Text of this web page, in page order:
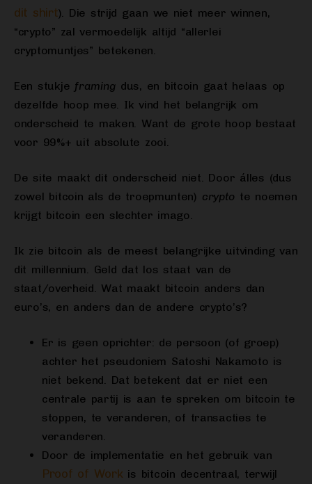
dit shirt). Die strijd gaan we niet meer winnen,
“crypto” zal vermoedelijk altijd “allerlei
cryptomuntjes” betekenen.
Een stukje framing dus, en bitcoin gaat helaas op
dezelfde hoop mee. Ik vind het belangrijk om
onderscheid te maken. Want de grote hoop bestaat
voor 99%+ uit absolute zooi.
De site maakt dit onderscheid niet. Door álles (dus
zowel bitcoin als de troepmunten) crypto te noemen
krijgt bitcoin een slechter imago.
Ik zie bitcoin als de meest belangrijke uitvinding van
dit millennium. Geld dat los staat van de
staat/overheid. Wat maakt bitcoin anders dan
euro’s, en anders dan de andere crypto’s?
Er is geen oprichter: de persoon (of groep)
achter het pseudoniem Satoshi Nakamoto is
niet bekend. Dat betekent dat er niet een
centrale partij is aan te spreken om bitcoin te
stoppen, te veranderen, of transacties te
veranderen.
Door de implementatie en het gebruik van
Proof of Work is bitcoin decentraal, terwijl